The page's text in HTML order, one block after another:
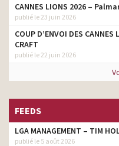
CANNES LIONS 2026 –
publié le 23 juin 2026
COUP D’ENVOI DES
CRAFT
publié le 22 juin 2026
FEEDS
LGA MANAGEMENT – TIM
publié le 5 août 2026